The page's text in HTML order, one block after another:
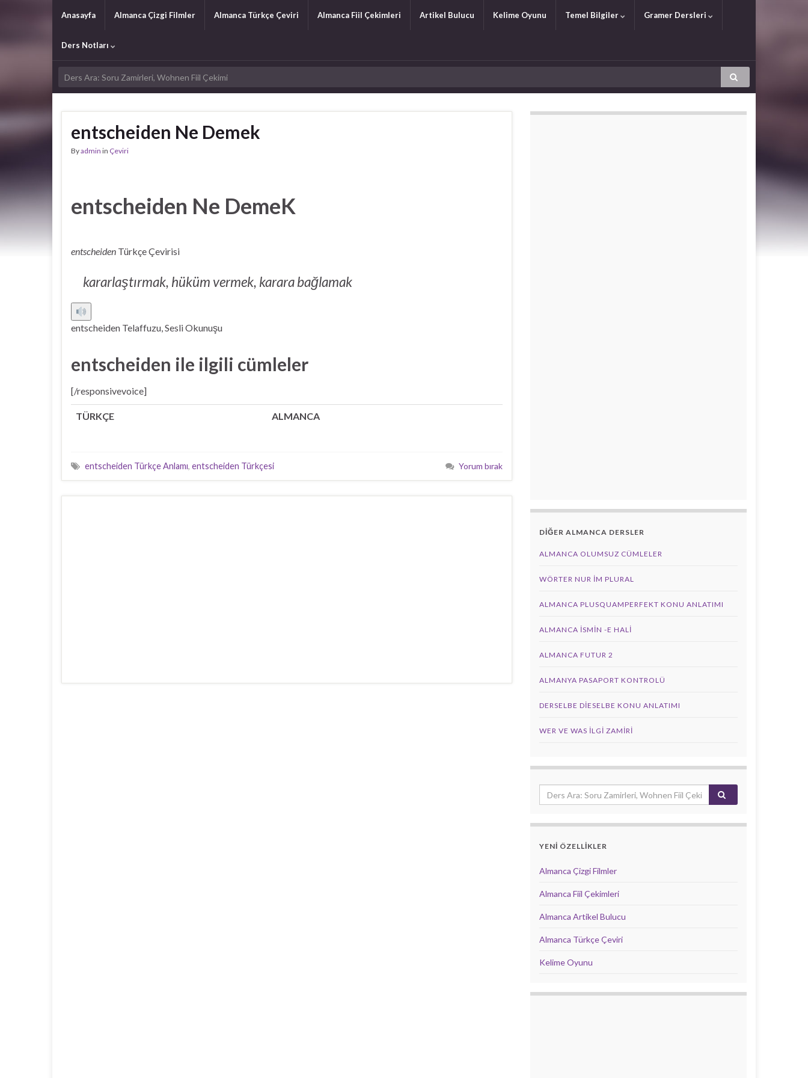
Anasayfa Almanca Çizgi Filmler Almanca Türkçe Çeviri Almanca Fiil Çekimleri Artikel Bulucu Kelime Oyunu Temel Bilgiler Gramer Dersleri
Ders Notları
entscheiden Ne Demek
Byadmin in Çeviri
entscheiden Ne DemeK
entscheiden Türkçe Çevirisi
kararlaştırmak, hüküm vermek, karara bağlamak
entscheiden Telaffuzu, Sesli Okunuşu
entscheiden ile ilgili cümleler
[/responsivevoice]
TÜRKÇE ALMANCA
entscheiden Türkçe Anlamı, entscheiden Türkçesi Yorum bırak
DİĞER ALMANCA DERSLER
ALMANCA OLUMSUZ CÜMLELER
WÖRTER NUR IM PLURAL
ALMANCA PLUSQUAMPERFEKT KONU ANLATIMI
ALMANCA İSMIN -E HALI
ALMANCA FUTUR 2
ALMANYA PASAPORT KONTROLÜ
DERSELBE DIESELBE KONU ANLATIMI
WER VE WAS ILGI ZAMIRI
YENİ ÖZELLİKLER
Almanca Çizgi Filmler
Almanca Fiil Çekimleri
Almanca Artikel Bulucu
Almanca Türkçe Çeviri
Kelime Oyunu